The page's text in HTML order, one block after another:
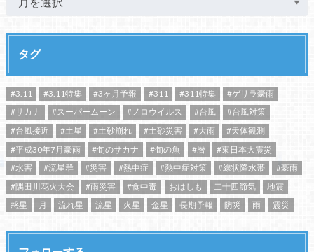
タグ
#3.11 #3.11特集 #3ヶ月予報 #311 #311特集
#ゲリラ豪雨
#サカナ
#スーパームーン #ノロウイルス #台風
#台風対策
#台風接近
#土星 #土砂崩れ #土砂災害 #大雨
#天体観測
#平成30年7月豪雨
#旬のサカナ #旬の魚 #暦
#東日本大震災
#水害
#流星群 #災害 #熱中症 #熱中症対策 #線状降水帯
#豪雨
#隅田川花火大会
#雨災害 #食中毒 おはしも 二十四節気
地震
惑星
月 流れ星 流星 火星 金星 長期予報 防災 雨 震災